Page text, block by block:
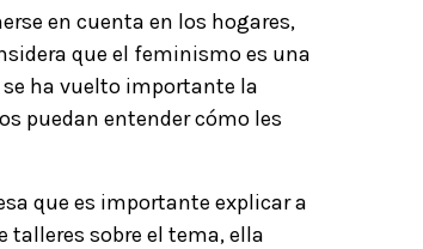
en cuenta en los hogares,
que el feminismo es una
ha vuelto importante la
puedan entender cómo les
que es importante explicar a
talleres sobre el tema, ella